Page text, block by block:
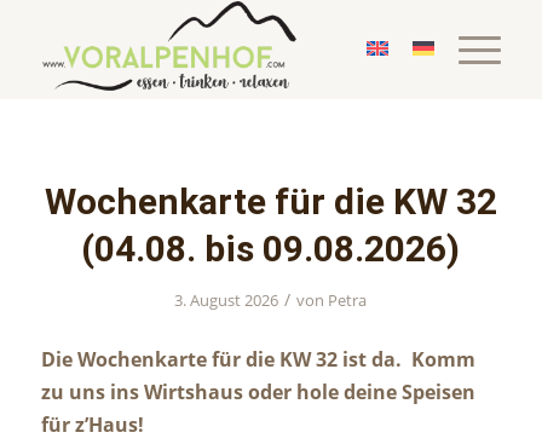
Wochenkarte für die KW 32
(04.08. bis 09.08.2026)
3. August 2026 / von Petra
Die Wochenkarte für die KW 32 ist da. Komm
zu uns ins Wirtshaus oder hole deine Speisen
für z’Haus!